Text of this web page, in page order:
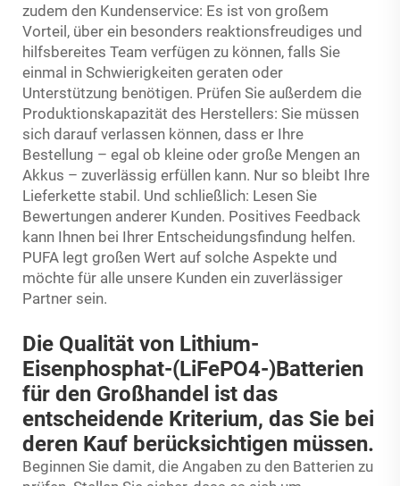
zudem den Kundenservice: Es ist von großem
Vorteil, über ein besonders reaktionsfreudiges und
hilfsbereites Team verfügen zu können, falls Sie
einmal in Schwierigkeiten geraten oder
Unterstützung benötigen. Prüfen Sie außerdem die
Produktionskapazität des Herstellers: Sie müssen
sich darauf verlassen können, dass er Ihre
Bestellung – egal ob kleine oder große Mengen an
Akkus – zuverlässig erfüllen kann. Nur so bleibt Ihre
Lieferkette stabil. Und schließlich: Lesen Sie
Bewertungen anderer Kunden. Positives Feedback
kann Ihnen bei Ihrer Entscheidungsfindung helfen.
PUFA legt großen Wert auf solche Aspekte und
möchte für alle unsere Kunden ein zuverlässiger
Partner sein.
Die Qualität von Lithium-
Eisenphosphat-(LiFePO4-)Batterien
für den Großhandel ist das
entscheidende Kriterium, das Sie bei
deren Kauf berücksichtigen müssen.
Beginnen Sie damit, die Angaben zu den Batterien zu